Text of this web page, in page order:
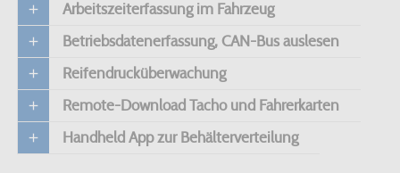
Arbeitszeiterfassung im Fahrzeug
Betriebsdatenerfassung, CAN-Bus auslesen
Reifendrucküberwachung
Remote-Download Tacho und Fahrerkarten
Handheld App zur Behälterverteilung